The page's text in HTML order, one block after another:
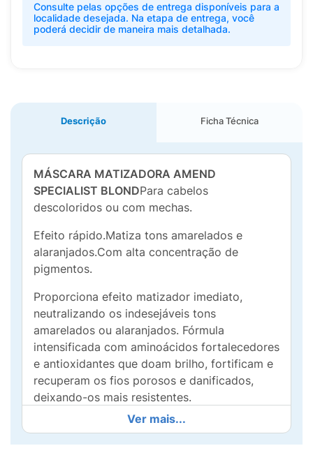
Consulte pelas opções de entrega disponíveis para a
localidade desejada. Na etapa de entrega, você
poderá decidir de maneira mais detalhada.
Descrição Ficha Técnica
MÁSCARA MATIZADORA AMEND
SPECIALIST BLONDPara cabelos
descoloridos ou com mechas.
Efeito rápido.Matiza tons amarelados e
alaranjados.Com alta concentração de
pigmentos.
Proporciona efeito matizador imediato,
neutralizando os indesejáveis tons
amarelados ou alaranjados. Fórmula
intensificada com aminoácidos fortalecedores
e antioxidantes que doam brilho, fortificam e
recuperam os fios porosos e danificados,
deixando-os mais resistentes.
Após lavar os cabelos com o
Shampoo e o Condicionador Amend
Ver mais...